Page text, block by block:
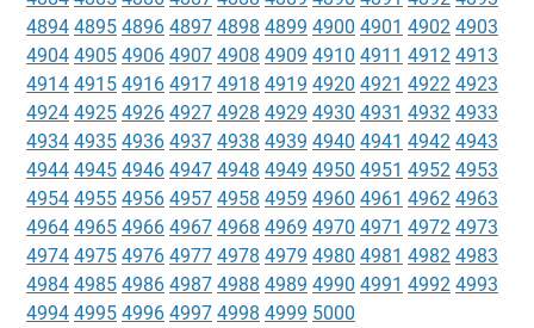
4894 4895 4896 4897 4898 4899 4900 4901 4902 4903
4904 4905 4906 4907 4908 4909 4910 4911 4912 4913
4914 4915 4916 4917 4918 4919 4920 4921 4922 4923
4924 4925 4926 4927 4928 4929 4930 4931 4932 4933
4934 4935 4936 4937 4938 4939 4940 4941 4942 4943
4944 4945 4946 4947 4948 4949 4950 4951 4952 4953
4954 4955 4956 4957 4958 4959 4960 4961 4962 4963
4964 4965 4966 4967 4968 4969 4970 4971 4972 4973
4974 4975 4976 4977 4978 4979 4980 4981 4982 4983
4984 4985 4986 4987 4988 4989 4990 4991 4992 4993
4994 4995 4996 4997 4998 4999 5000